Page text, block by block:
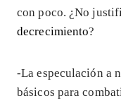
con poco. ¿No
decrecimiento?
-La especulación a
básicos para